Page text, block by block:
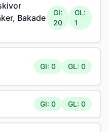
Bakade
GI:
20
GL:
1
GI: 0 GL: 0
GI: 0 GL: 0